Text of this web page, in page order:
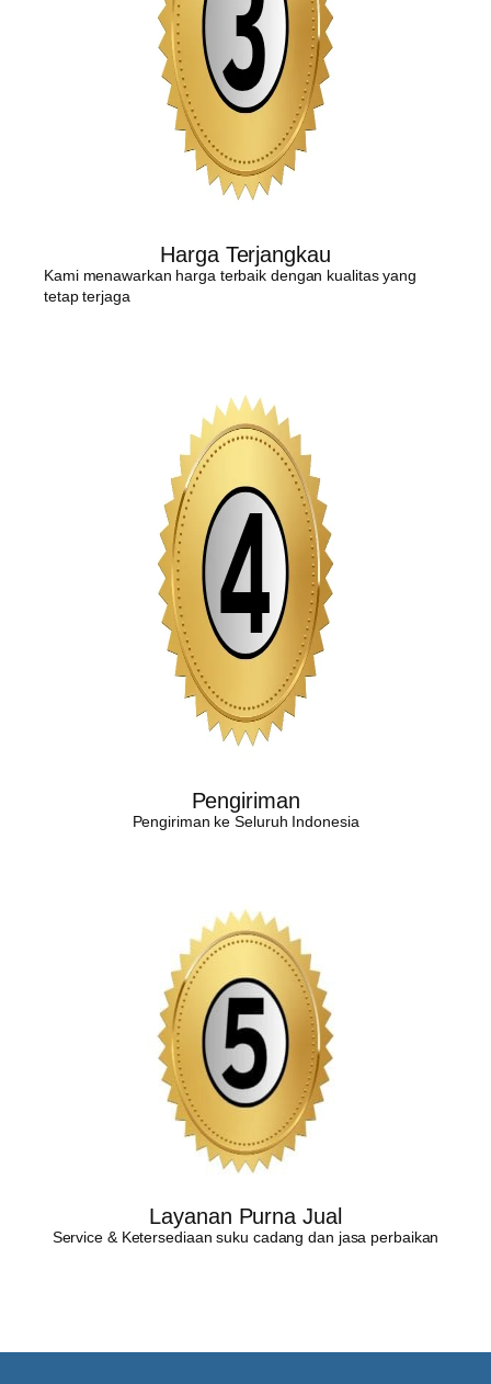
Harga Terjangkau
Kami menawarkan harga terbaik dengan kualitas yang
tetap terjaga
Pengiriman
Pengiriman ke Seluruh Indonesia
Layanan Purna Jual
Service & Ketersediaan suku cadang dan jasa perbaikan